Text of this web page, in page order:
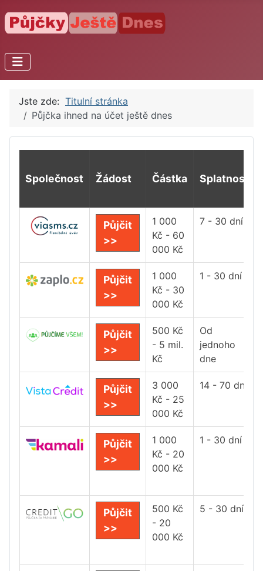
Jste zde: Titulní stránka
Půjčka ihned na účet ještě dnes
Společnost Žádost Částka Splatnost
Půjčit
>>
1 000
Kč - 60
000 Kč
7 - 30 dní
Půjčit
>>
1 000
Kč - 30
000 Kč
1 - 30 dní
Půjčit
>>
500 Kč
- 5 mil.
Kč
Od
jednoho
dne
Půjčit
>>
3 000
Kč - 25
000 Kč
14 - 70 dní
Půjčit
>>
1 000
Kč - 20
000 Kč
1 - 30 dní
Půjčit
>>
500 Kč
- 20
000 Kč
5 - 30 dní